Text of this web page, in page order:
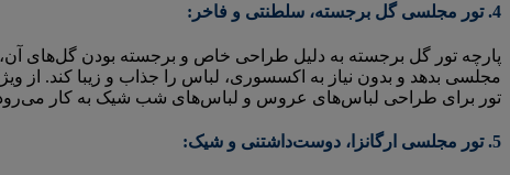
4. تور مجلسی گل برجسته، سلطنتی و فاخر:
پارچه تور گل برجسته به دلیل طراحی خاص و برجسته بودن گل‌های
مجلسی بدهد و بدون نیاز به اکسسوری، لباس را جذاب و زیبا کند. از
تور برای طراحی لباس‌های عروس و لباس‌های شب شیک به کار می‌رود
5. تور مجلسی ارگانزا، دوست‌داشتنی و شیک: